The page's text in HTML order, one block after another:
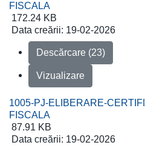
FISCALA
172.24 KB
Data creării: 19-02-2026
Descărcare (23)
Vizualizare
1005-PJ-ELIBERARE-
FISCALA
87.91 KB
Data creării: 19-02-2026